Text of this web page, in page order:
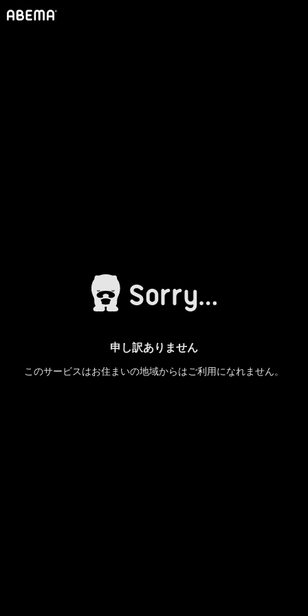
申し訳ありません
このサービスはお住まいの地域からはご利用になれません。